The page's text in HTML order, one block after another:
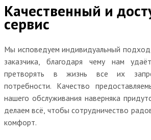
Качественный и
сервис
Мы исповедуем индивидуальный
заказчика, благодаря чему нам
претворять в жизнь все их
потребности. Качество
нашего обслуживания наверняка
делаем всё, чтобы сотрудничество
комфорт.